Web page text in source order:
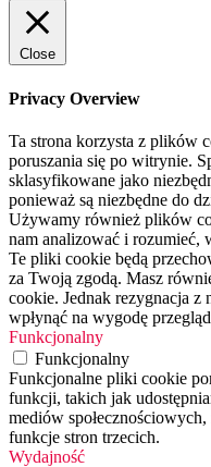
Close
Privacy Overview
Ta strona korzysta z plików
poruszania się po witrynie.
sklasyfikowane jako
ponieważ są niezbędne do
Używamy również plików
nam analizować i rozumieć,
Te pliki cookie będą
za Twoją zgodą. Masz
cookie. Jednak rezygnacja
wpłynąć na wygodę
Funkcjonalny
Funkcjonalny
Funkcjonalne pliki cookie
funkcji, takich jak
mediów
funkcje stron trzecich.
Wydajność